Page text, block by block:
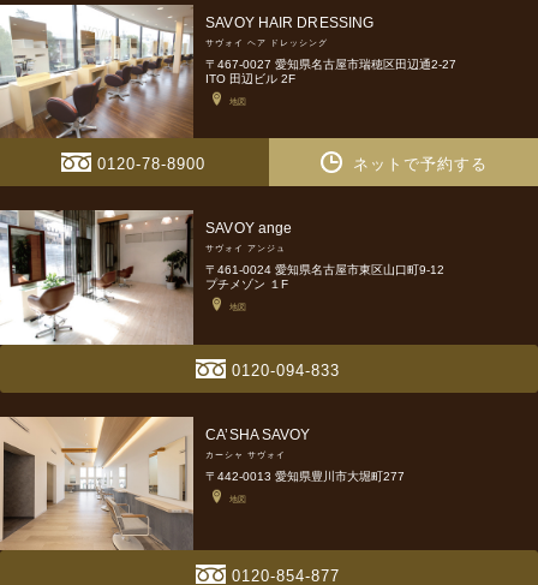
SAVOY HAIR DRESSING
サヴォイ ヘア ドレッシング
〒467-0027 愛知県名古屋市瑞穂区田辺通2-27
ITO 田辺ビル 2F
地図
0120-78-8900 ネットで予約する
SAVOY ange
サヴォイ アンジュ
〒461-0024 愛知県名古屋市東区山口町9-12
プチメゾン １F
地図
0120-094-833
CA’SHA SAVOY
カーシャ サヴォイ
〒442-0013 愛知県豊川市大堀町277
地図
0120-854-877